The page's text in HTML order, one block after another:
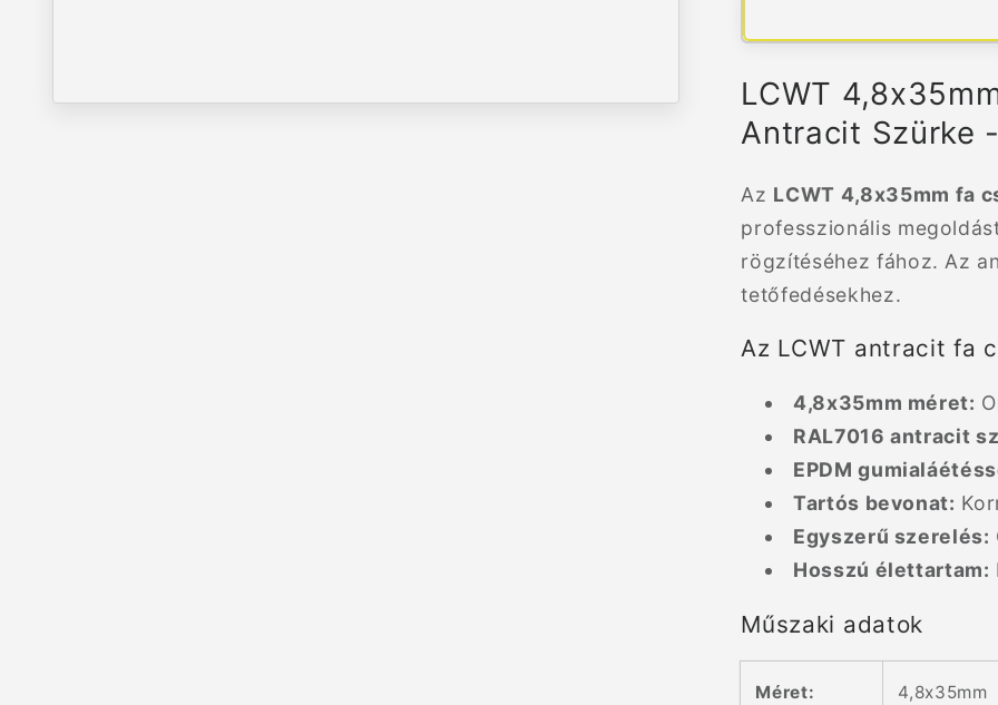
csökkentésenövelése
LCWT
Antracit Szürke
Az LCWT 4,8x35mm fa
professzionális
rögzítéséhez fához. Az
tetőfedésekhez.
Az LCWT antracit fa
4,8x35mm méret:
RAL7016 antracit
EPDM
Tartós bevonat:
Egyszerű szerelés:
Hosszú élettartam:
Műszaki adatok
Méret: 4,8x35mm